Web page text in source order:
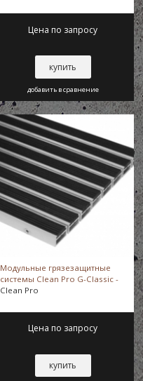
Цена по запросу
купить
добавить в сравнение
Модульные грязезащитные
системы Clean Pro G-Classic -
Clean Pro
Цена по запросу
купить